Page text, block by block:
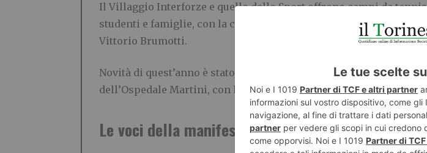
Il Villaggio Interforze e quello dello Sport offrono campi da
studenti e famiglie, con la collaborazione di FITP, Forze Armate,
Vittorio Brumotti.
Novità di quest’anno è stato il progetto “Tennis and Friends in
dell’Ospedale Martini, con la partecipazione di atleti e
Le voci della manifestazione